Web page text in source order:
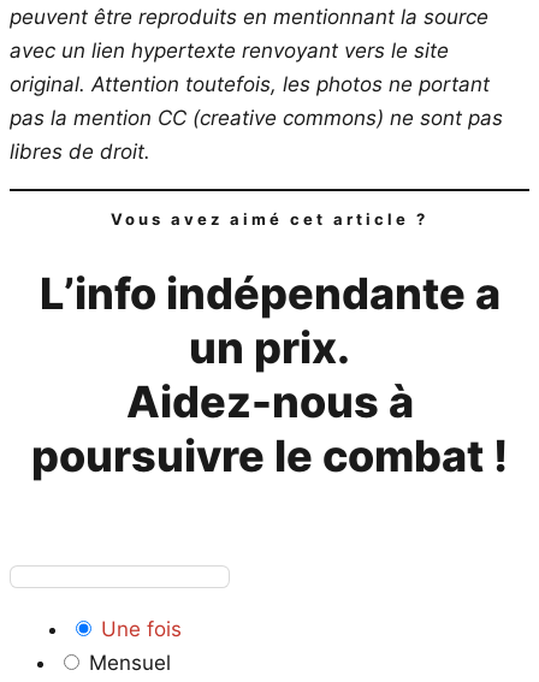
peuvent être reproduits en mentionnant la source
avec un lien hypertexte renvoyant vers le site
original. Attention toutefois, les photos ne portant
pas la mention CC (creative commons) ne sont pas
libres de droit.
Vous avez aimé cet article ?
L’info indépendante a
un prix.
Aidez-nous à
poursuivre le combat !
Une fois
Mensuel